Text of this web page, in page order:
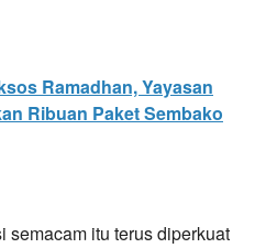
Ramadhan, Yayasan
Ribuan Paket Sembako
semacam itu terus diperkuat